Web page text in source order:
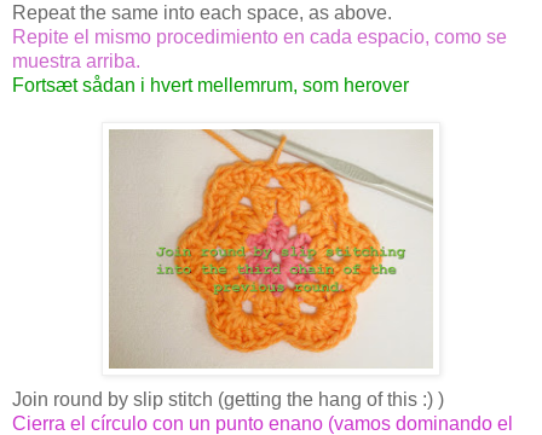
Repeat the same into each space, as above.
Repite el mismo procedimiento en cada espacio, como se
muestra arriba.
Fortsæt sådan i hvert mellemrum, som herover
Join round by slip stitch (getting the hang of this :) )
Cierra el círculo con un punto enano (vamos dominando el